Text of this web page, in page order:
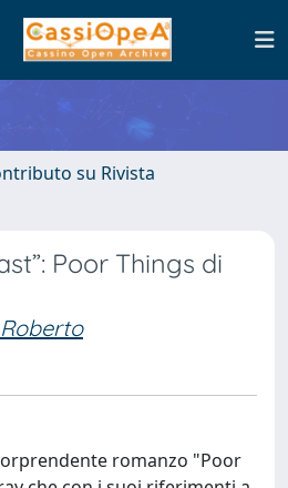
su Rivista
Poor Things di
romanzo "Poor